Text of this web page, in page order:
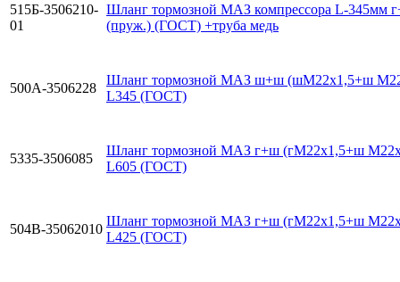
515Б-3506210-
01
Шланг тормозной МАЗ компрессора L-345мм
(пруж.) (ГОСТ) +труба медь
500А-3506228
Шланг тормозной МАЗ ш+ш (шМ22х1,5+ш
L345 (ГОСТ)
5335-3506085
Шланг тормозной МАЗ г+ш (гМ22х1,5+ш
L605 (ГОСТ)
504В-35062010
Шланг тормозной МАЗ г+ш (гМ22х1,5+ш
L425 (ГОСТ)